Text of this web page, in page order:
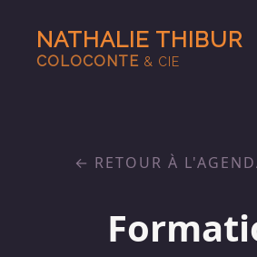
NATHALIE THIBUR
COLOCONTE & CIE
RETOUR À